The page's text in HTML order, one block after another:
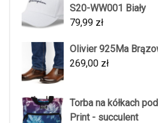
S20-WW001 Biały
79,99 zł
Olivier 925Ma
269,00 zł
Torba na kółkach
Print - succulent